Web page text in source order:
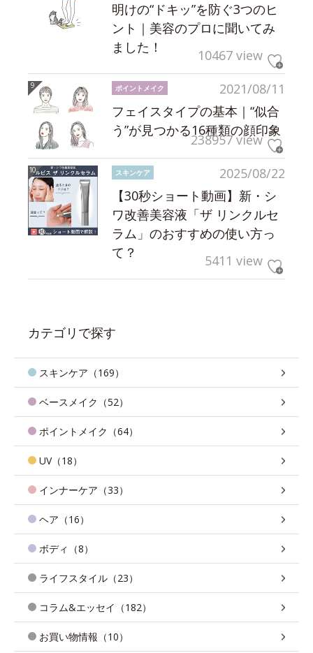
明けの“ドキッ”を防ぐ3つのヒ
ント｜美容のプロに聞いてみ
ました！
10467 view
2021/08/11
ポイントメイク
フェイスタイプの基本｜“似合
う”が見つかる16種類の顔印象
238957 view
2025/08/22
スキンケア
【30秒ショート動画】新・シ
ワ改善美容液「ザ リンクルセ
ラム」のおすすめの使い方っ
て？
5411 view
カテゴリで探す
スキンケア（169）
ベースメイク（52）
ポイントメイク（64）
UV（18）
インナーケア（33）
ヘア（16）
ボディ（8）
ライフスタイル（23）
コラム&エッセイ（182）
お買い物情報（10）